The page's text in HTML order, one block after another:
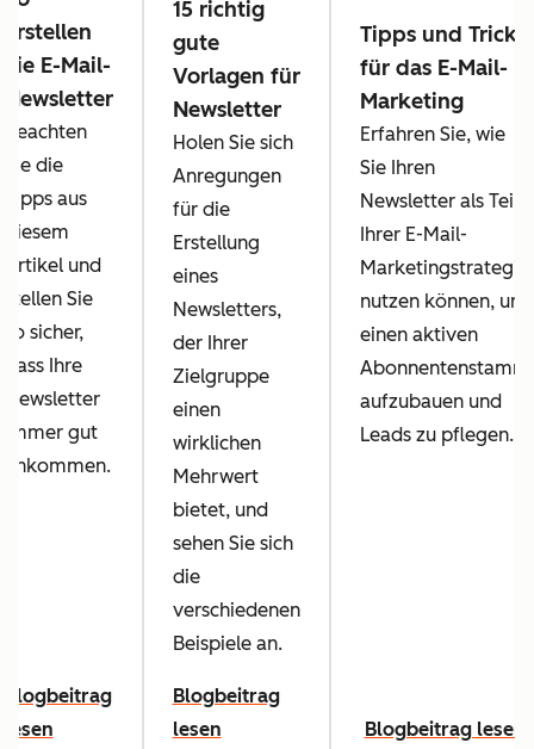
erstellen
Sie E-Mail-
Newsletter
Beachten
Sie die
Tipps aus
diesem
Artikel und
stellen Sie
so sicher,
dass Ihre
Newsletter
immer gut
ankommen.
Blogbeitrag
lesen
15 richtig
gute
Vorlagen für
Newsletter
Holen Sie sich
Anregungen
für die
Erstellung
eines
Newsletters,
der Ihrer
Zielgruppe
einen
wirklichen
Mehrwert
bietet, und
sehen Sie sich
die
verschiedenen
Beispiele an.
Blogbeitrag
lesen
Tipps und Tricks
für das E-Mail-
Marketing
Erfahren Sie, wie
Sie Ihren
Newsletter als Teil
Ihrer E-Mail-
Marketingstrategie
nutzen können, um
einen aktiven
Abonnentenstamm
aufzubauen und
Leads zu pflegen.
Blogbeitrag lesen